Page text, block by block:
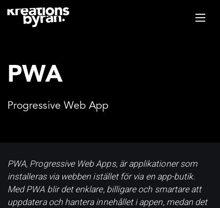
PWA
Progressive Web App
PWA, Progressive Web Apps, är applikationer som
installeras via webben istället för via en app-butik.
Med PWA blir det enklare, billigare och smartare att
uppdatera och hantera innehållet i appen, medan det